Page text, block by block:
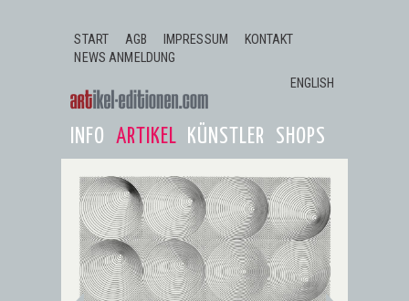
START
AGB IMPRESSUM
KONTAKT
NEWS ANMELDUNG
ENGLISH
INFO ARTIKEL KÜNSTLER SHOPS